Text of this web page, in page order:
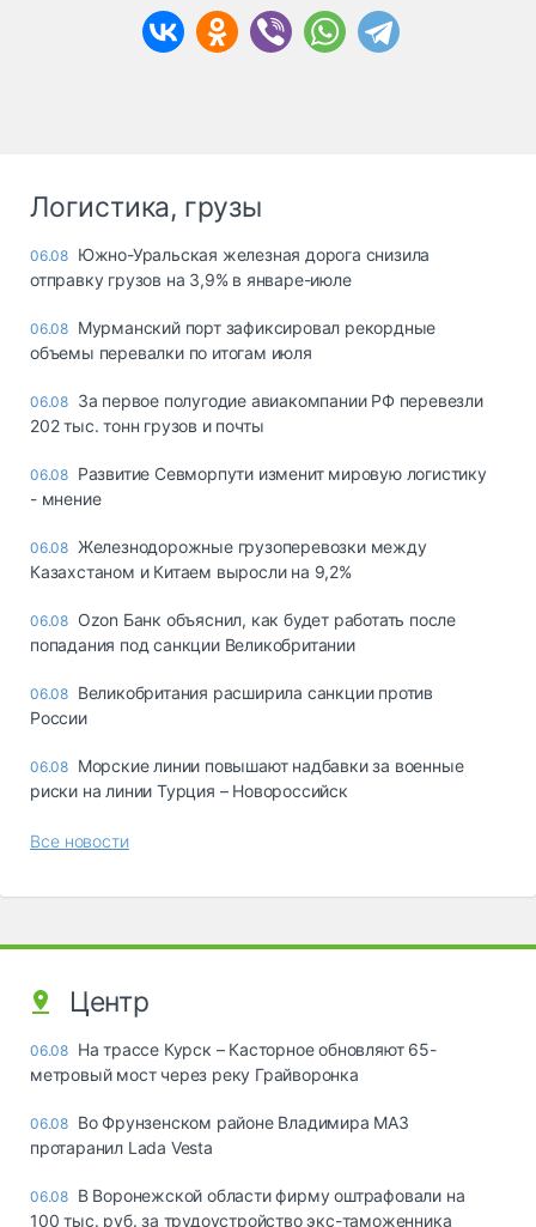
Логистика, грузы
06.08 Южно-Уральская железная дорога снизила
отправку грузов на 3,9% в январе-июле
06.08 Мурманский порт зафиксировал рекордные
объемы перевалки по итогам июля
06.08 За первое полугодие авиакомпании РФ перевезли
202 тыс. тонн грузов и почты
06.08 Развитие Севморпути изменит мировую логистику
- мнение
06.08 Железнодорожные грузоперевозки между
Казахстаном и Китаем выросли на 9,2%
06.08 Ozon Банк объяснил, как будет работать после
попадания под санкции Великобритании
06.08 Великобритания расширила санкции против
России
06.08 Морские линии повышают надбавки за военные
риски на линии Турция – Новороссийск
Все новости
Центр
06.08 На трассе Курск – Касторное обновляют 65-
метровый мост через реку Грайворонка
06.08 Во Фрунзенском районе Владимира МАЗ
протаранил Lada Vesta
06.08 В Воронежской области фирму оштрафовали на
100 тыс. руб. за трудоустройство экс-таможенника